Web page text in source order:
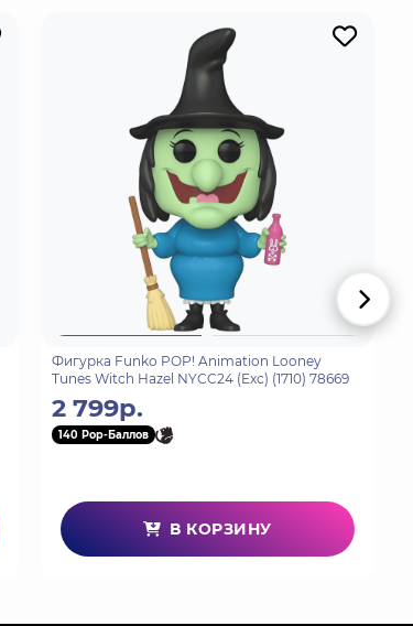
Фигурка Funko POP! Animation Looney
Tunes Witch Hazel NYCC24 (Exc) (1710) 78669
2 799р.
140 Pop-Баллов
В КОРЗИНУ